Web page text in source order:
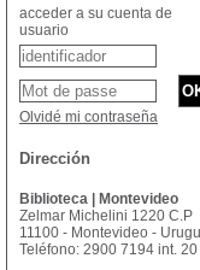
acceder a su cuenta de
usuario
Olvidé mi contraseña
Dirección
Biblioteca | Montevideo
Zelmar Michelini 1220 C.P
11100 - Montevideo -
Teléfono: 2900 7194 int. 20